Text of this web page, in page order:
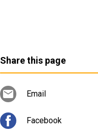
Share this page
Email
Facebook